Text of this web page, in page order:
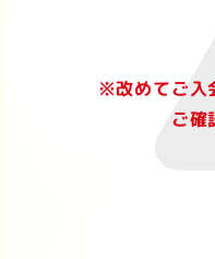
※改めてご入
ご確